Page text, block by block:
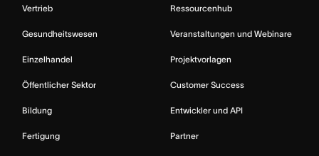
Vertrieb
Gesundheitswesen
Einzelhandel
Öffentlicher Sektor
Bildung
Fertigung
Ressourcenhub
Veranstaltungen und Webinare
Projektvorlagen
Customer Success
Entwickler und API
Partner